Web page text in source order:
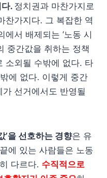
. 정치권과 마찬가지로
찬가지다. 그 복잡한 역
서 배제되는 ‘노동 시
중간값을 취하는 정책
소외될 수밖에 없다. 타
에 없다. 이렇게 중간
선거에서도 반영될
’을 선호하는 경향은 유
에 있는 사람들은 노동
다르다. 수직적으로